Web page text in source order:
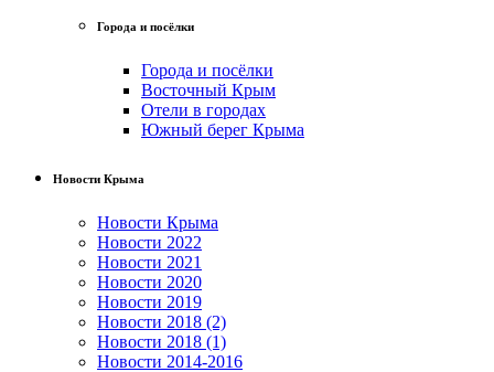
Города и посёлки
Города и посёлки
Восточный Крым
Отели в городах
Южный берег Крыма
Новости Крыма
Новости Крыма
Новости 2022
Новости 2021
Новости 2020
Новости 2019
Новости 2018 (2)
Новости 2018 (1)
Новости 2014-2016